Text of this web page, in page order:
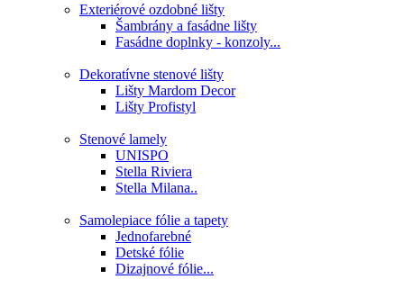
Exteriérové ozdobné lišty
Šambrány a fasádne lišty
Fasádne doplnky - konzoly...
Dekoratívne stenové lišty
Lišty Mardom Decor
Lišty Profistyl
Stenové lamely
UNISPO
Stella Riviera
Stella Milana..
Samolepiace fólie a tapety
Jednofarebné
Detské fólie
Dizajnové fólie...